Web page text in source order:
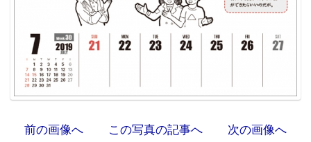
前の画像へ この写真の記事へ 次の画像へ